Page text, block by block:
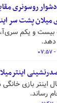
روسونری
پشت سر
بیست و یکم
اینتر بازی خانگی
رساند.